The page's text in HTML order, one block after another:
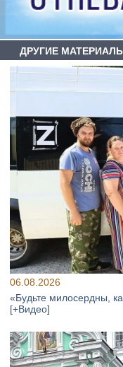
ДРУГИЕ
06.08.2026
«Будьте милосердны,
[+Видео]